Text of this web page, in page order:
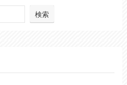
(7)
(49)
検索